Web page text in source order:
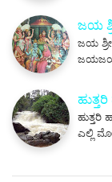
ಜಯ
ಜಯ
ಜಯಜಯ
ಎಲ್ಲಿ